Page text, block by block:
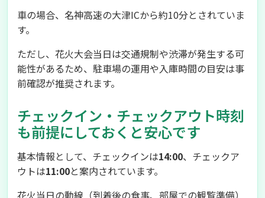
車の場合、名神高速の大津ICから約10分とされていま
す。
ただし、花火大会当日は交通規制や渋滞が発生する可
能性があるため、駐車場の運用や入庫時間の目安は事
前確認が推奨されます。
チェックイン・チェックアウト時刻
も前提にしておくと安心です
基本情報として、チェックインは14:00、チェックア
ウトは11:00と案内されています。
花火当日の動線（到着後の食事、部屋での観覧準備）